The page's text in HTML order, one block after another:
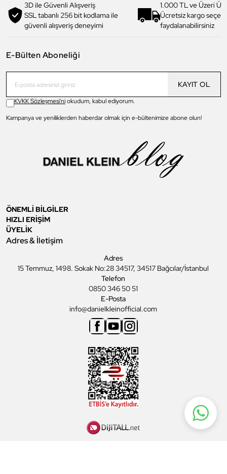
3D ile Güvenli Alışveriş
SSL tabanlı 256 bit kodlama ile
güvenli alışveriş deneyimi
1.000 TL ve Üzeri
Ücretsiz kargo
faydalanabilirsiniz
E-Bülten Aboneliği
KAYIT OL
KVKK Sözleşmesi'niokudum, kabul ediyorum.
Kampanya ve yeniliklerden haberdar olmak için e-bültenimize abone olun!
ÖNEMLİ BİLGİLER
HIZLI ERİŞİM
ÜYELİK
Adres & İletişim
Adres
15 Temmuz, 1498. Sokak No:28 34517, 34517 Bağcılar/İstanbul
Telefon
0850 346 50 51
E-Posta
info@danielkleinofficial.com
Facebook
YoutubeInstagram